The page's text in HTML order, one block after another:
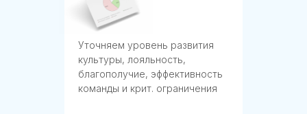
Уточняем уровень развития
культуры, лояльность,
благополучие, эффективность
команды и крит. ограничения